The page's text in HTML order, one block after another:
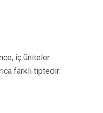
iç üniteler
farklı tiptedir: